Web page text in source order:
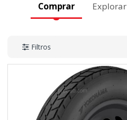
Comprar Explorar
Filtros